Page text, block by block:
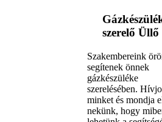
szerelő Üllő
Szakembereink
segítenek önnek
gázkészüléke
szerelésében.
minket és mondja
nekünk, hogy